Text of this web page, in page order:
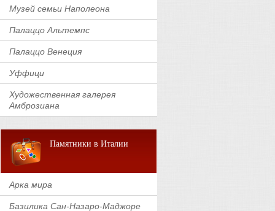
Музей семьи Наполеона
Палаццо Альтемпс
Палаццо Венеция
Уффици
Художественная галерея
Амброзиана
Памятники в Италии
Арка мира
Базилика Сан-Назаро-Маджоре